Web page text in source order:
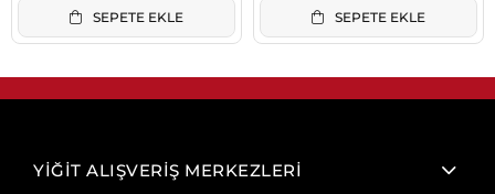
SEPETE EKLE SEPETE EKLE
YİĞİT ALIŞVERİŞ MERKEZLERİ